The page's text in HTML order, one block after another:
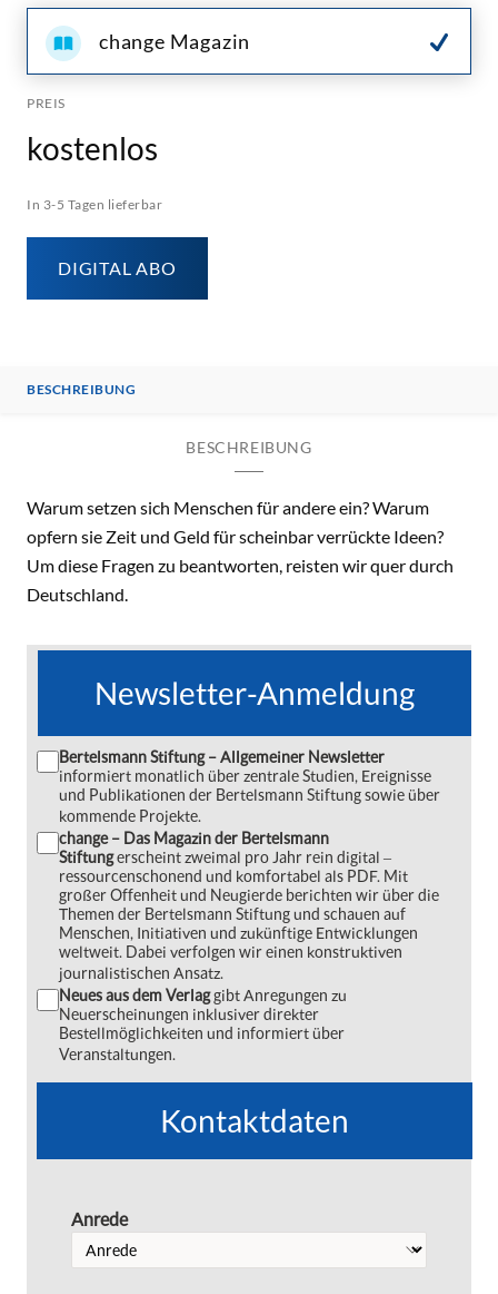
change Magazin
PREIS
kostenlos
In 3-5 Tagen lieferbar
DIGITAL ABO
BESCHREIBUNG
BESCHREIBUNG
Warum setzen sich Menschen für andere ein? Warum
opfern sie Zeit und Geld für scheinbar verrückte Ideen?
Um diese Fragen zu beantworten, reisten wir quer durch
Deutschland.
Newsletter-Anmeldung
Bertelsmann Stiftung – Allgemeiner Newsletter
informiert monatlich über zentrale Studien, Ereignisse
und Publikationen der Bertelsmann Stiftung sowie über
kommende Projekte.
change – Das Magazin der Bertelsmann
Stiftungerscheint zweimal pro Jahr rein digital ‒
ressourcenschonend und komfortabel als PDF. Mit
großer Offenheit und Neugierde berichten wir über die
Themen der Bertelsmann Stiftung und schauen auf
Menschen, Initiativen und zukünftige Entwicklungen
weltweit. Dabei verfolgen wir einen konstruktiven
journalistischen Ansatz.
Neues aus dem Verlaggibt Anregungen zu
Neuerscheinungen inklusiver direkter
Bestellmöglichkeiten und informiert über
Veranstaltungen.
Kontaktdaten
Anrede